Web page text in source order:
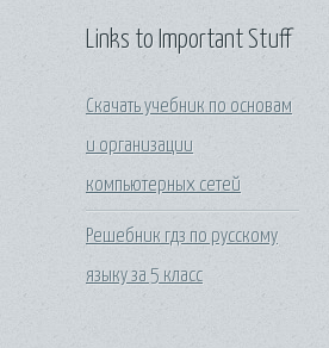
Links to Important Stuff
Скачать учебник по основам
и организации
компьютерных сетей
Решебник гдз по русскому
языку за 5 класс